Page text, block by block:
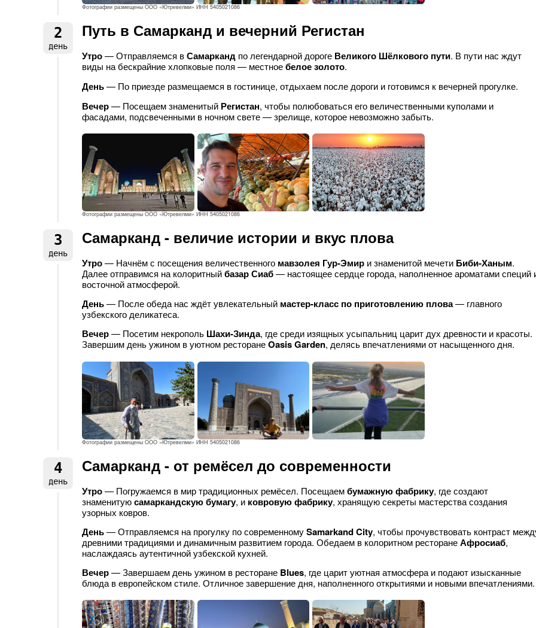
Фотографии размещены ООО «Ютревелми» ИНН 5405021086
2
день
Путь в Самарканд и вечерний Регистан
Утро— Отправляемся вСамарканд по легендарной дороге Великого Шёлкового пути. В пути нас ждут
виды на бескрайние хлопковые поля — местноебелое золото.
День— По приезде размещаемся в гостинице, отдыхаем после дороги и готовимся к вечерней прогулке.
Вечер— Посещаем знаменитый Регистан, чтобы полюбоваться его величественными куполами и
фасадами, подсвеченными в ночном свете — зрелище, которое невозможно забыть.
Фотографии размещены ООО «Ютревелми» ИНН 5405021086
3
день
Самарканд - величие истории и вкус плова
Утро— Начнём с посещения величественного мавзолея Гур-Эмир и знаменитой мечети Биби-Ханым.
Далее отправимся на колоритныйбазар Сиаб— настоящее сердце города, наполненное ароматами специй
восточной атмосферой.
День— После обеда нас ждёт увлекательный мастер-класс по приготовлению плова— главного
узбекского деликатеса.
Вечер— Посетим некрополь Шахи-Зинда, где среди изящных усыпальниц царит дух древности и красоты.
Завершим день ужином в уютном ресторанеOasis Garden, делясь впечатлениями от насыщенного дня.
Фотографии размещены ООО «Ютревелми» ИНН 5405021086
4
день
Самарканд - от ремёсел до современности
Утро— Погружаемся в мир традиционных ремёсел. Посещаембумажную фабрику, где создают
знаменитуюсамаркандскую бумагу, и ковровую фабрику, хранящую секреты мастерства создания
узорных ковров.
День— Отправляемся на прогулку по современномуSamarkand City, чтобы прочувствовать контраст
древними традициями и динамичным развитием города. Обедаем в колоритном ресторанеАфросиаб,
наслаждаясь аутентичной узбекской кухней.
Вечер— Завершаем день ужином в ресторане Blues, где царит уютная атмосфера и подают изысканные
блюда в европейском стиле. Отличное завершение дня, наполненного открытиями и новыми впечатлениями.